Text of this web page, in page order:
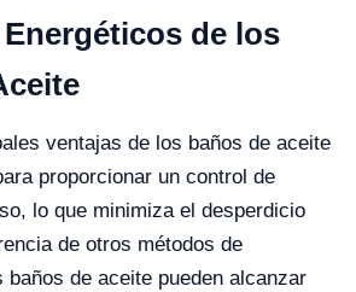
de los
ventajas de los baños de aceite
proporcionar un control de
lo que minimiza el desperdicio
de otros métodos de
baños de aceite pueden alcanzar